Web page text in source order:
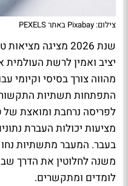
צילום: Pixabay באתר PEXELS
שנת 2026 מציגה
יציב ואמין לרשת העולמית
מהווה צורך בסיסי וקיומי
התפתחות תשתיות
לפריסה נרחבת ומואצת של
מציעות יכולות העברת
בעבר. המעבר מתשתיות
משנה לחלוטין את הדרך
לומדים ומתקשרים.